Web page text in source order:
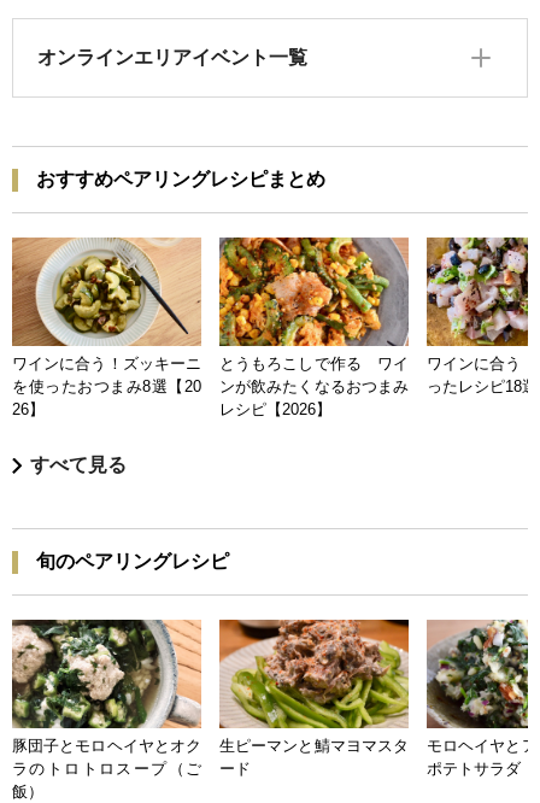
オンラインエリアイベント一覧
おすすめペアリングレシピまとめ
ワインに合う！ズッキーニ
を使ったおつまみ8選【20
26】
とうもろこしで作る ワイ
ンが飲みたくなるおつまみ
レシピ【2026】
ワインに合う
ったレシピ18
すべて見る
旬のペアリングレシピ
豚団子とモロヘイヤとオク
ラのトロトロスープ（ご
飯）
生ピーマンと鯖マヨマスタ
ード
モロヘイヤと
ポテトサラダ